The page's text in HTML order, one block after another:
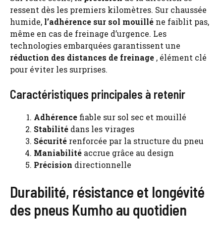
ressent dès les premiers kilomètres. Sur chaussée
humide, l’adhérence sur sol mouillé ne faiblit pas,
même en cas de freinage d’urgence. Les
technologies embarquées garantissent une
réduction des distances de freinage , élément clé
pour éviter les surprises.
Caractéristiques principales à retenir
Adhérence fiable sur sol sec et mouillé
Stabilité dans les virages
Sécurité renforcée par la structure du pneu
Maniabilité accrue grâce au design
Précision directionnelle
Durabilité, résistance et longévité
des pneus Kumho au quotidien